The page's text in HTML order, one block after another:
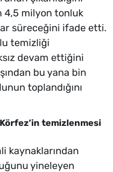
4,5 milyon tonluk
süreceğini ifade etti.
temizliği
devam ettiğini
bu yana bin
toplandığını
temizlenmesi
kaynaklarından
yineleyen